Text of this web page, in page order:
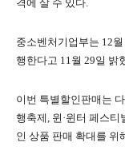
격에 살 수 있다.
중소벤처기업부는 12
행한다고 11월 29일 밝
이번 특별할인판매는
행축제, 윈·윈터 페스티
인 상품 판매 확대를 위